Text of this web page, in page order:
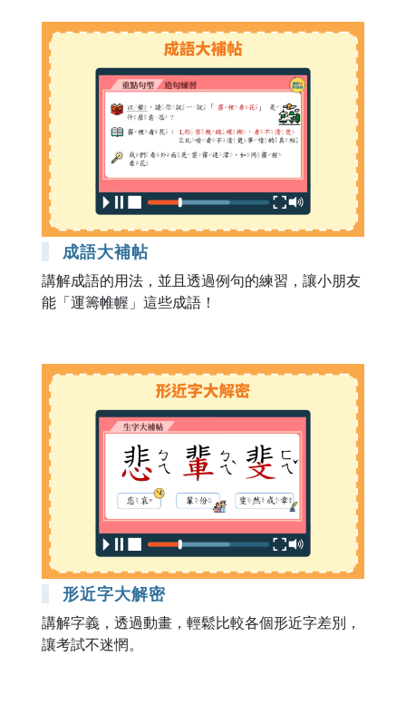
成語大補帖
講解成語的用法，並且透過例句的練習，讓小朋友
能「運籌帷幄」這些成語！
形近字大解密
講解字義，透過動畫，輕鬆比較各個形近字差別，
讓考試不迷惘。